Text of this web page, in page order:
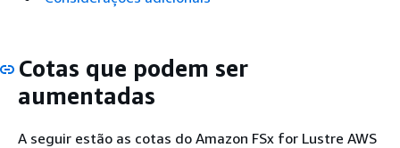
Cotas que podem ser
aumentadas
A seguir estão as cotas do Amazon FSx for Lustre AWS